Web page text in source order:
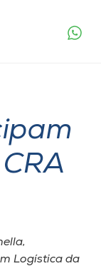
Logística da